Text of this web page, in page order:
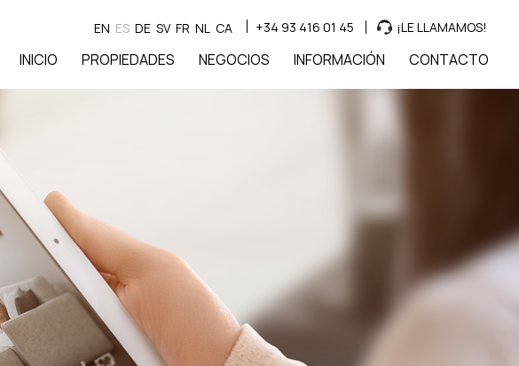
EN ES DE SV FR NL CA +34 93 416 01 45 ¡LE LLAMAMOS!
INICIO PROPIEDADES NEGOCIOS INFORMACIÓN CONTACTO